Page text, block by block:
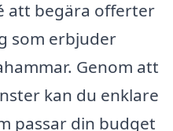
att begära offerter
som erbjuder
Genom att
kan du enklare
passar din budget